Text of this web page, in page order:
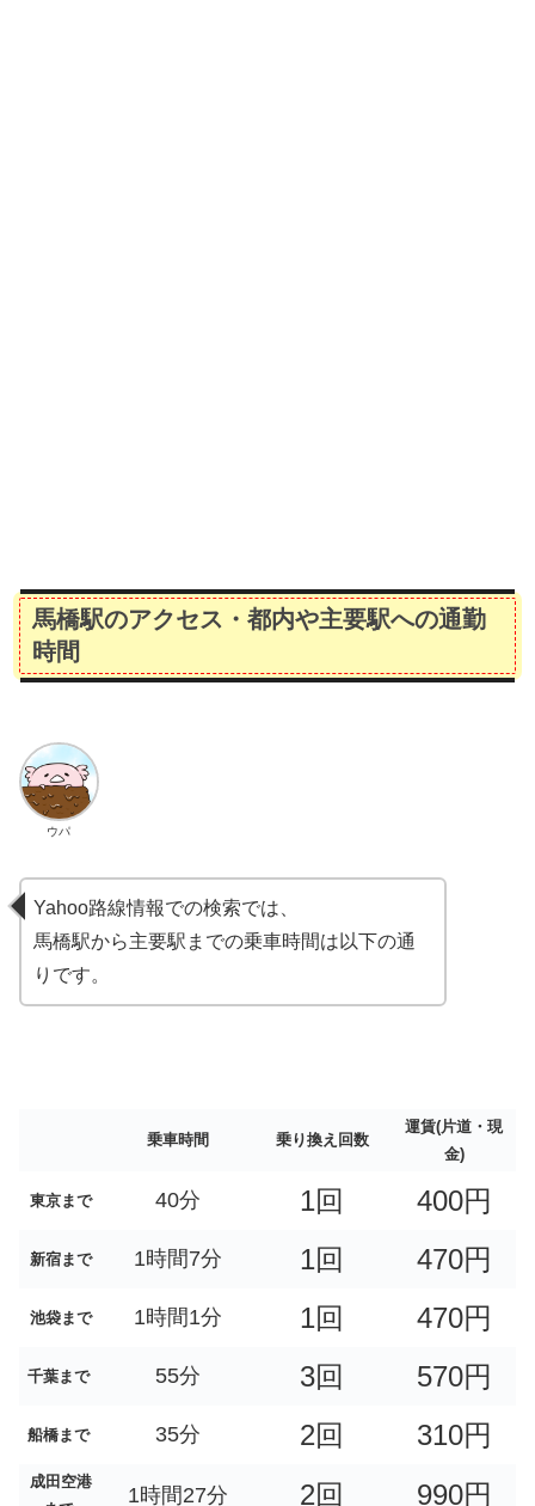
馬橋駅のアクセス・都内や主要駅への通勤
時間
ウパ
Yahoo路線情報での検索では、
馬橋駅から主要駅までの乗車時間は以下の通
りです。
乗車時間 乗り換え回数
運賃(片道・現
金)
東京まで 40分 1回 400円
新宿まで 1時間7分 1回 470円
池袋まで 1時間1分 1回 470円
千葉まで 55分 3回 570円
船橋まで 35分 2回 310円
成田空港
1時間27分 2回 990円